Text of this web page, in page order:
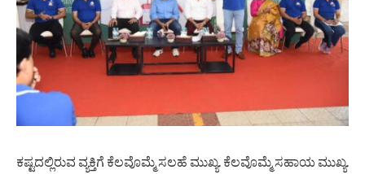
ಕಷ್ಟದಲ್ಲಿರುವ ವ್ಯಕ್ತಿಗೆ ಕೆಲವೊಮ್ಮೆ ಸಲಹೆ ಮುಖ್ಯ. ಕೆಲವೊಮ್ಮೆ ಸಹಾಯ ಮುಖ್ಯ.